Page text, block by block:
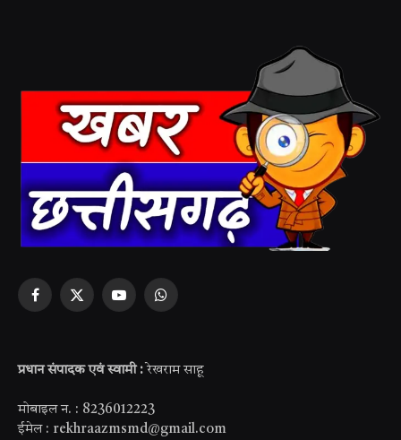
Facebook
X
YouTubeWhatsApp
प्रधान संपादक एवं स्वामी : रेखराम साहू
मोबाइल न. : 8236012223
ईमेल : rekhraazmsmd@gmail.com